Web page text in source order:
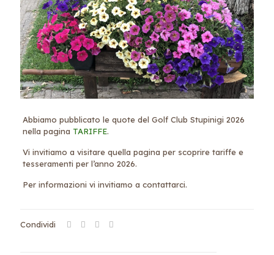
Abbiamo pubblicato le quote del Golf Club Stupinigi 2026
nella pagina TARIFFE.
Vi invitiamo a visitare quella pagina per scoprire tariffe e
tesseramenti per l’anno 2026.
Per informazioni vi invitiamo a contattarci.
Condividi